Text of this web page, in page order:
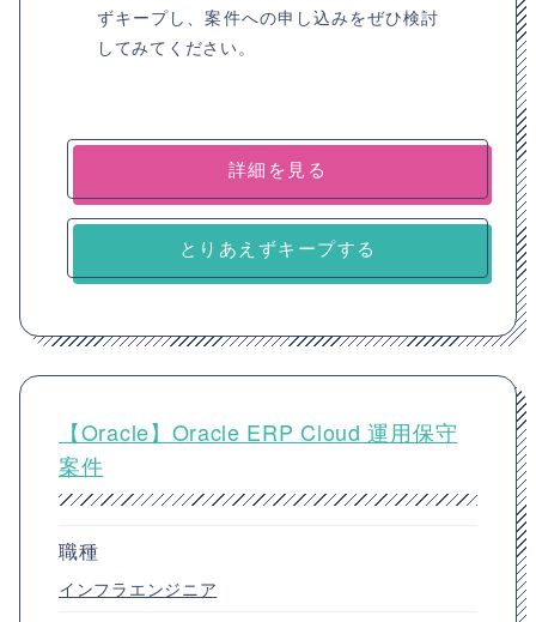
ずキープし、案件への申し込みをぜひ検討
してみてください。
詳細を見る
とりあえずキープする
【Oracle】Oracle ERP Cloud 運用保守
案件
職種
インフラエンジニア